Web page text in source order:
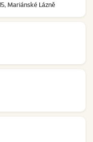
Mariánské Lázně